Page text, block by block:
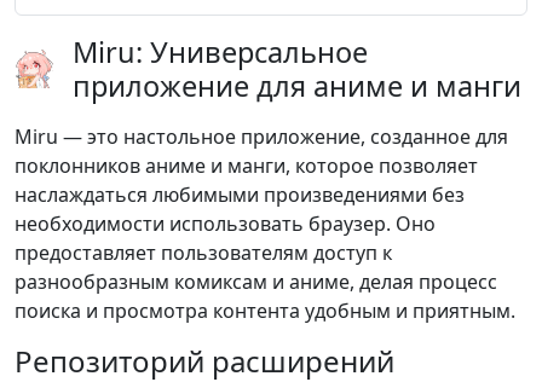
Miru: Универсальное
приложение для аниме и манги
Miru — это настольное приложение, созданное для
поклонников аниме и манги, которое позволяет
наслаждаться любимыми произведениями без
необходимости использовать браузер. Оно
предоставляет пользователям доступ к
разнообразным комиксам и аниме, делая процесс
поиска и просмотра контента удобным и приятным.
Репозиторий расширений